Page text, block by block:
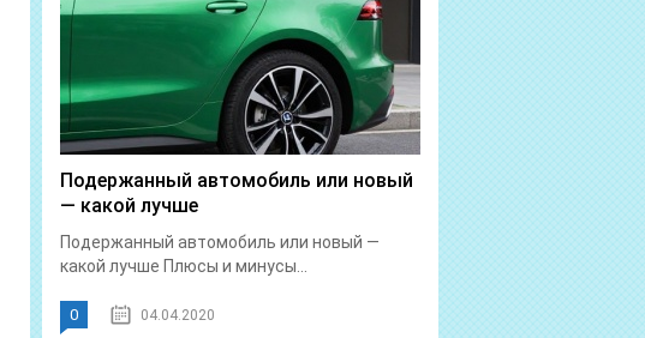
Подержанный автомобиль или новый
— какой лучше
Подержанный автомобиль или новый —
какой лучше Плюсы и минусы...
0 04.04.2020